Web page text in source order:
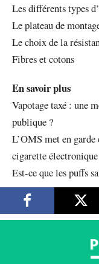
Les différents types
Le plateau de
Le choix de la
Fibres et cotons
En savoir plus
Vapotage taxé : une
publique ?
L’OMS met en
cigarette électronique
Est-ce que les puffs